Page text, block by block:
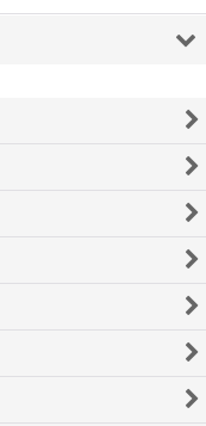
財布
手帳カバー
ル